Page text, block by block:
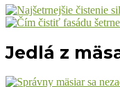
Jedlá z